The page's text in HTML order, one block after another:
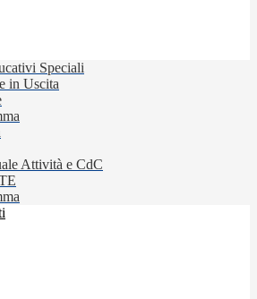
Speciali
in Uscita
Attività e CdC